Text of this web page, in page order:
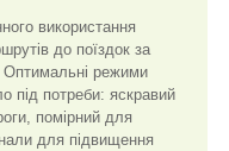
використання
до поїздок за
Оптимальні режими
під потреби: яскравий
помірний для
для підвищення